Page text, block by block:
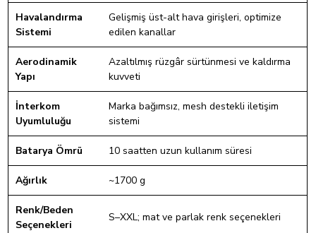
Havalandırma
Sistemi
Gelişmiş üst-alt hava girişleri, optimize
edilen kanallar
Aerodinamik
Yapı
Azaltılmış rüzgâr sürtünmesi ve kaldırma
kuvveti
İnterkom
Uyumluluğu
Marka bağımsız, mesh destekli iletişim
sistemi
Batarya Ömrü 10 saatten uzun kullanım süresi
Ağırlık ~1700 g
Renk/Beden
Seçenekleri
S–XXL; mat ve parlak renk seçenekleri